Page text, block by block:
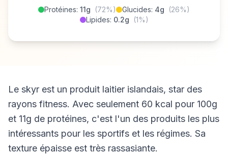
Protéines: 11g (72%) Glucides: 4g
(26%)
Lipides: 0.2g (1%)
Le skyr est un produit laitier islandais, star des
rayons fitness. Avec seulement 60 kcal pour 100g
et 11g de protéines, c'est l'un des produits les plus
intéressants pour les sportifs et les régimes. Sa
texture épaisse est très rassasiante.